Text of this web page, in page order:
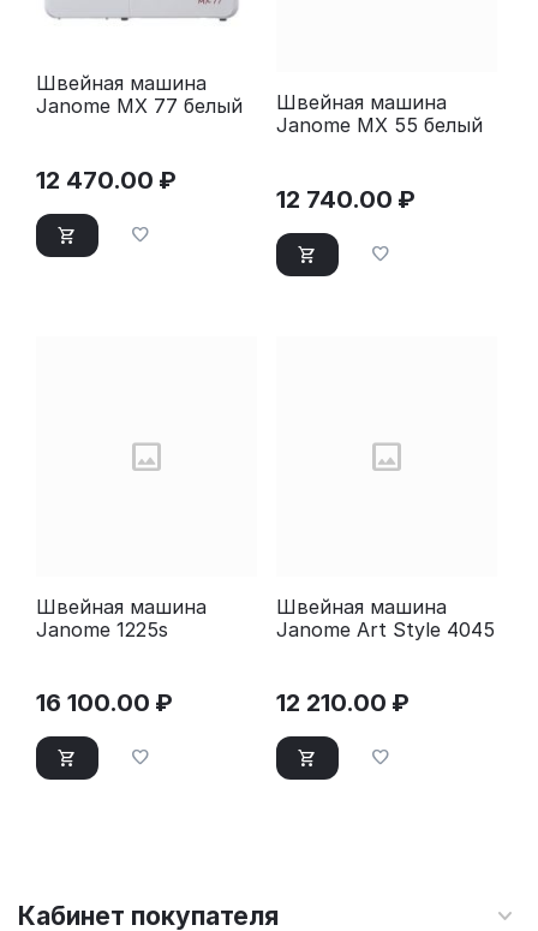
Швейная машина
Janome MX 77 белый
12 470.00 ₽
Швейная машина
Janome MX 55 белый
12 740.00 ₽
Швейная машина
Janome 1225s
16 100.00 ₽
Швейная машина
Janome Art Style 4045
12 210.00 ₽
Кабинет покупателя